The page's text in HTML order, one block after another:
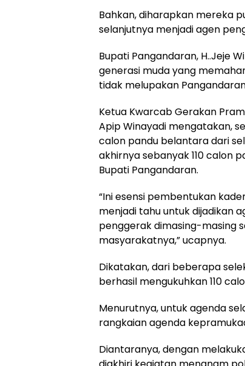
Bahkan, diharapkan mereka
selanjutnya menjadi agen
Bupati Pangandaran, H..Jeje
generasi muda yang
tidak melupakan
Ketua Kwarcab Gerakan
Apip Winayadi mengatakan,
calon pandu belantara dari
akhirnya sebanyak 110 calon
Bupati Pangandaran.
“Ini esensi pembentukan
menjadi tahu untuk dijadikan
penggerak dimasing-masing
masyarakatnya,” ucapnya.
Dikatakan, dari beberapa
berhasil mengukuhkan 110
Menurutnya, untuk agenda
rangkaian agenda
Diantaranya, dengan